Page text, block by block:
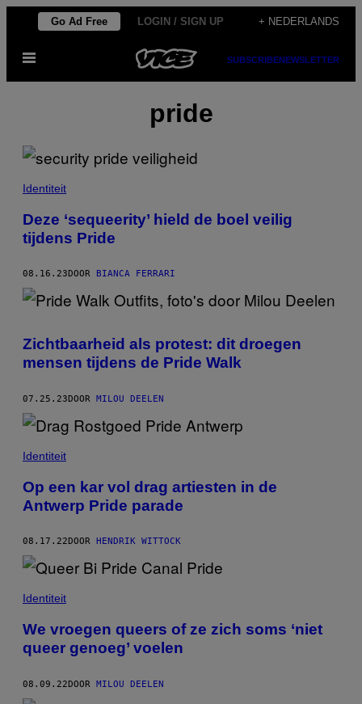
de
Go Ad Free LOGIN / SIGN UP + NEDERLANDS
Open
SUBSCRIBENEWSLETTER
pride
Identiteit
Deze ‘sequeerity’ hield de boel veilig
tijdens Pride
08.16.23 DOOR BIANCA FERRARI
Zichtbaarheid als protest: dit droegen
mensen tijdens de Pride Walk
07.25.23DOOR MILOU DEELEN
Identiteit
Op een kar vol drag artiesten in de
Antwerp Pride parade
08.17.22 DOOR HENDRIK WITTOCK
Identiteit
We vroegen queers of ze zich soms ‘niet
queer genoeg’ voelen
08.09.22DOOR MILOU DEELEN